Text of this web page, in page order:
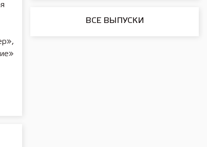
ВСЕ ВЫПУСКИ